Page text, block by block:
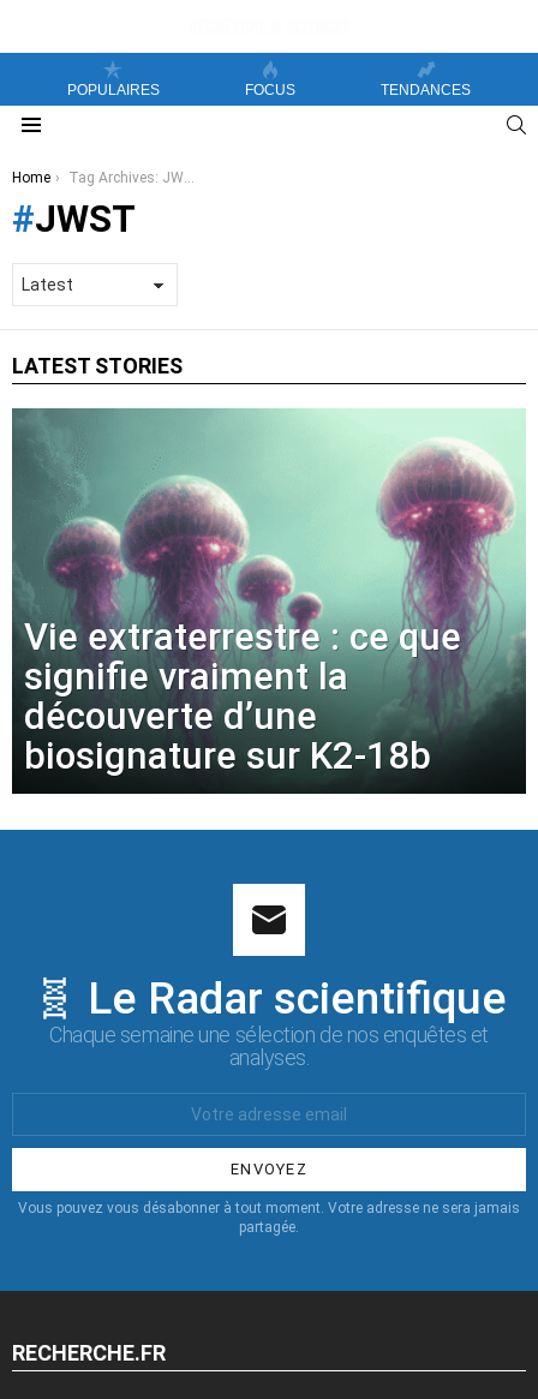
POPULAIRES FOCUS TENDANCES
You are here:
Home Tag Archives: JWST
JWST
LATEST STORIES
Vie extraterrestre : ce que
signifie vraiment la
découverte d’une
biosignature sur K2-18b
🧬 Le Radar scientifique
Chaque semaine une sélection de nos enquêtes et
analyses.
:
Vous pouvez vous désabonner à tout moment. Votre adresse ne sera jamais
partagée.
RECHERCHE.FR